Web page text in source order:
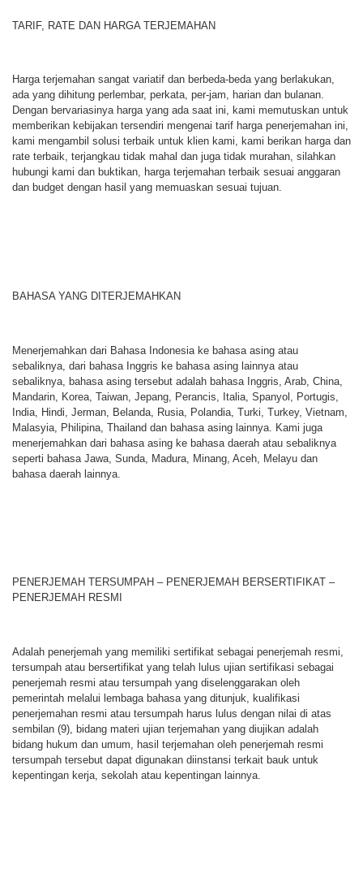
TARIF, RATE DAN HARGA TERJEMAHAN
Harga terjemahan sangat variatif dan berbeda-beda yang berlakukan,
ada yang dihitung perlembar, perkata, per-jam, harian dan bulanan.
Dengan bervariasinya harga yang ada saat ini, kami memutuskan untuk
memberikan kebijakan tersendiri mengenai tarif harga penerjemahan ini,
kami mengambil solusi terbaik untuk klien kami, kami berikan harga dan
rate terbaik, terjangkau tidak mahal dan juga tidak murahan, silahkan
hubungi kami dan buktikan, harga terjemahan terbaik sesuai anggaran
dan budget dengan hasil yang memuaskan sesuai tujuan.
BAHASA YANG DITERJEMAHKAN
Menerjemahkan dari Bahasa Indonesia ke bahasa asing atau
sebaliknya, dari bahasa Inggris ke bahasa asing lainnya atau
sebaliknya, bahasa asing tersebut adalah bahasa Inggris, Arab, China,
Mandarin, Korea, Taiwan, Jepang, Perancis, Italia, Spanyol, Portugis,
India, Hindi, Jerman, Belanda, Rusia, Polandia, Turki, Turkey, Vietnam,
Malasyia, Philipina, Thailand dan bahasa asing lainnya. Kami juga
menerjemahkan dari bahasa asing ke bahasa daerah atau sebaliknya
seperti bahasa Jawa, Sunda, Madura, Minang, Aceh, Melayu dan
bahasa daerah lainnya.
PENERJEMAH TERSUMPAH – PENERJEMAH BERSERTIFIKAT –
PENERJEMAH RESMI
Adalah penerjemah yang memiliki sertifikat sebagai penerjemah resmi,
tersumpah atau bersertifikat yang telah lulus ujian sertifikasi sebagai
penerjemah resmi atau tersumpah yang diselenggarakan oleh
pemerintah melalui lembaga bahasa yang ditunjuk, kualifikasi
penerjemahan resmi atau tersumpah harus lulus dengan nilai di atas
sembilan (9), bidang materi ujian terjemahan yang diujikan adalah
bidang hukum dan umum, hasil terjemahan oleh penerjemah resmi
tersumpah tersebut dapat digunakan diinstansi terkait bauk untuk
kepentingan kerja, sekolah atau kepentingan lainnya.